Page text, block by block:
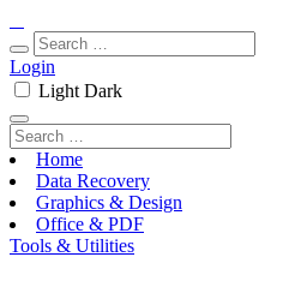
Login
Light Dark
Home
Data Recovery
Graphics & Design
Office & PDF
Tools & Utilities